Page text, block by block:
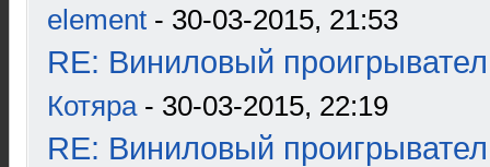
element - 30-03-2015, 21:53
RE: Виниловый
Котяра- 30-03-2015, 22:19
RE: Виниловый